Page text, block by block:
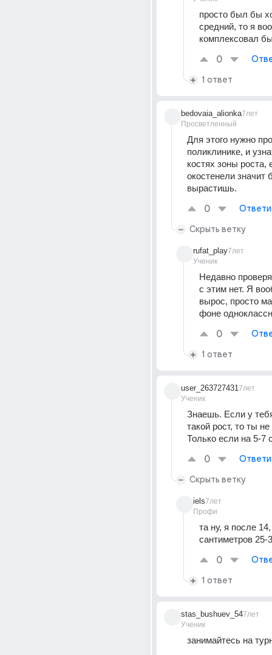
просто был бы
средний, то я
комплексовал
0
1 ответ
bedovaia_alionka
Просветленный
7лет
Для этого нужно
поликлинике, и
костях зоны роста,
окостенели значит
вырастишь.
0
Скрыть ветку
rufat_play
Ученик
7лет
Недавно
с этим нет. Я
вырос, просто
фоне
0
1 ответ
user_263727431
Ученик
7лет
Знаешь. Если у
такой рост, то ты
Только если на 5-7
0
Скрыть ветку
iels
Профи
7лет
та ну, я после
сантиметров 25-
0
1 ответ
stas_bushuev_54
Ученик
7лет
занимайтесь на